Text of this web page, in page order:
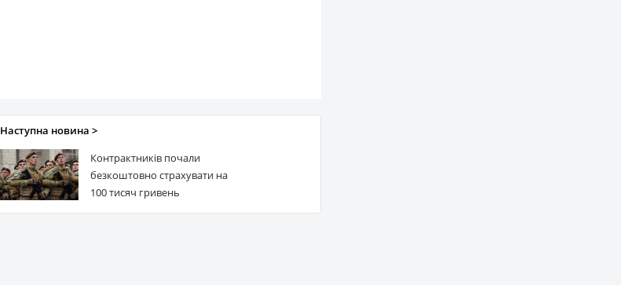
Наступна новина >
Контрактників почали
безкоштовно страхувати на
100 тисяч гривень